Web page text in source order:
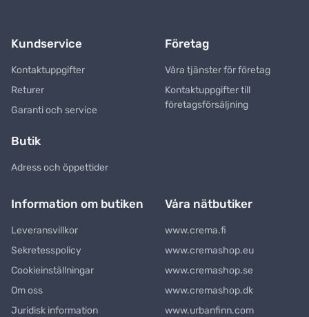
Kundservice
Kontaktuppgifter
Returer
Garanti och service
Företag
Våra tjänster för företag
Kontaktuppgifter till
företagsförsäljning
Butik
Adress och öppettider
Information om butiken
Leveransvillkor
Sekretesspolicy
Cookieinställningar
Om oss
Juridisk information
Våra nätbutiker
www.crema.fi
www.cremashop.eu
www.cremashop.se
www.cremashop.dk
www.urbanfinn.com